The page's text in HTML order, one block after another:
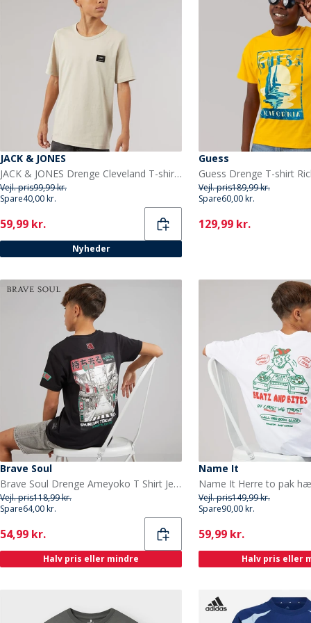
JACK & JONES
JACK & JONES Drenge Cleveland T-shirt Moonbeam
Vejl. pris99,99 kr.
Spare40,00 kr.
Current
59,99 kr.
Nyheder
Guess
Guess Drenge T-shirt
Vejl. pris189,99 kr.
Spare60,00 kr.
Current
129,99 kr.
Brave Soul
Brave Soul Drenge Ameyoko T Shirt Jet Sort/Multi Farve
Vejl. pris118,99 kr.
Spare64,00 kr.
Current
54,99 kr.
Halv pris eller mindre
Name It
Vejl. pris149,99 kr.
Spare90,00 kr.
Current
59,99 kr.
Halv pris eller